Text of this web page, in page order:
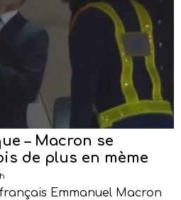
– Macron se
de plus en mème
Emmanuel Macron